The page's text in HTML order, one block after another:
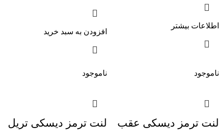
اطلاعات بیشتر
افزودن به سبد خرید
ناموجود
لنت ترمز دیسکی عقب
ناموجود
لنت ترمز دیسکی تریل